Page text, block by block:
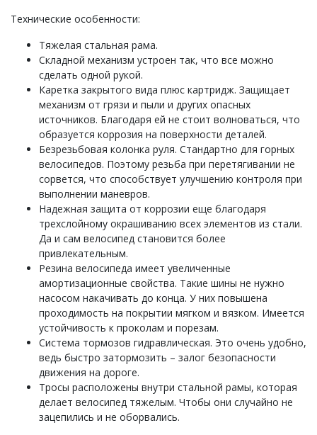
Технические особенности:
Тяжелая стальная рама.
Складной механизм устроен так, что все можно
сделать одной рукой.
Каретка закрытого вида плюс картридж. Защищает
механизм от грязи и пыли и других опасных
источников. Благодаря ей не стоит волноваться, что
образуется коррозия на поверхности деталей.
Безрезьбовая колонка руля. Стандартно для горных
велосипедов. Поэтому резьба при перетягивании не
сорвется, что способствует улучшению контроля при
выполнении маневров.
Надежная защита от коррозии еще благодаря
трехслойному окрашиванию всех элементов из стали.
Да и сам велосипед становится более
привлекательным.
Резина велосипеда имеет увеличенные
амортизационные свойства. Такие шины не нужно
насосом накачивать до конца. У них повышена
проходимость на покрытии мягком и вязком. Имеется
устойчивость к проколам и порезам.
Система тормозов гидравлическая. Это очень удобно,
ведь быстро затормозить – залог безопасности
движения на дороге.
Тросы расположены внутри стальной рамы, которая
делает велосипед тяжелым. Чтобы они случайно не
зацепились и не оборвались.